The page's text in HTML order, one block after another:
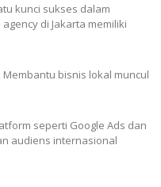
kunci sukses dalam
di Jakarta memiliki
Membantu bisnis lokal muncul
seperti Google Ads dan
audiens internasional